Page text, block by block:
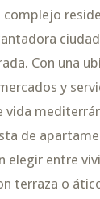
Con una
y
de
elegir entre
terraza o